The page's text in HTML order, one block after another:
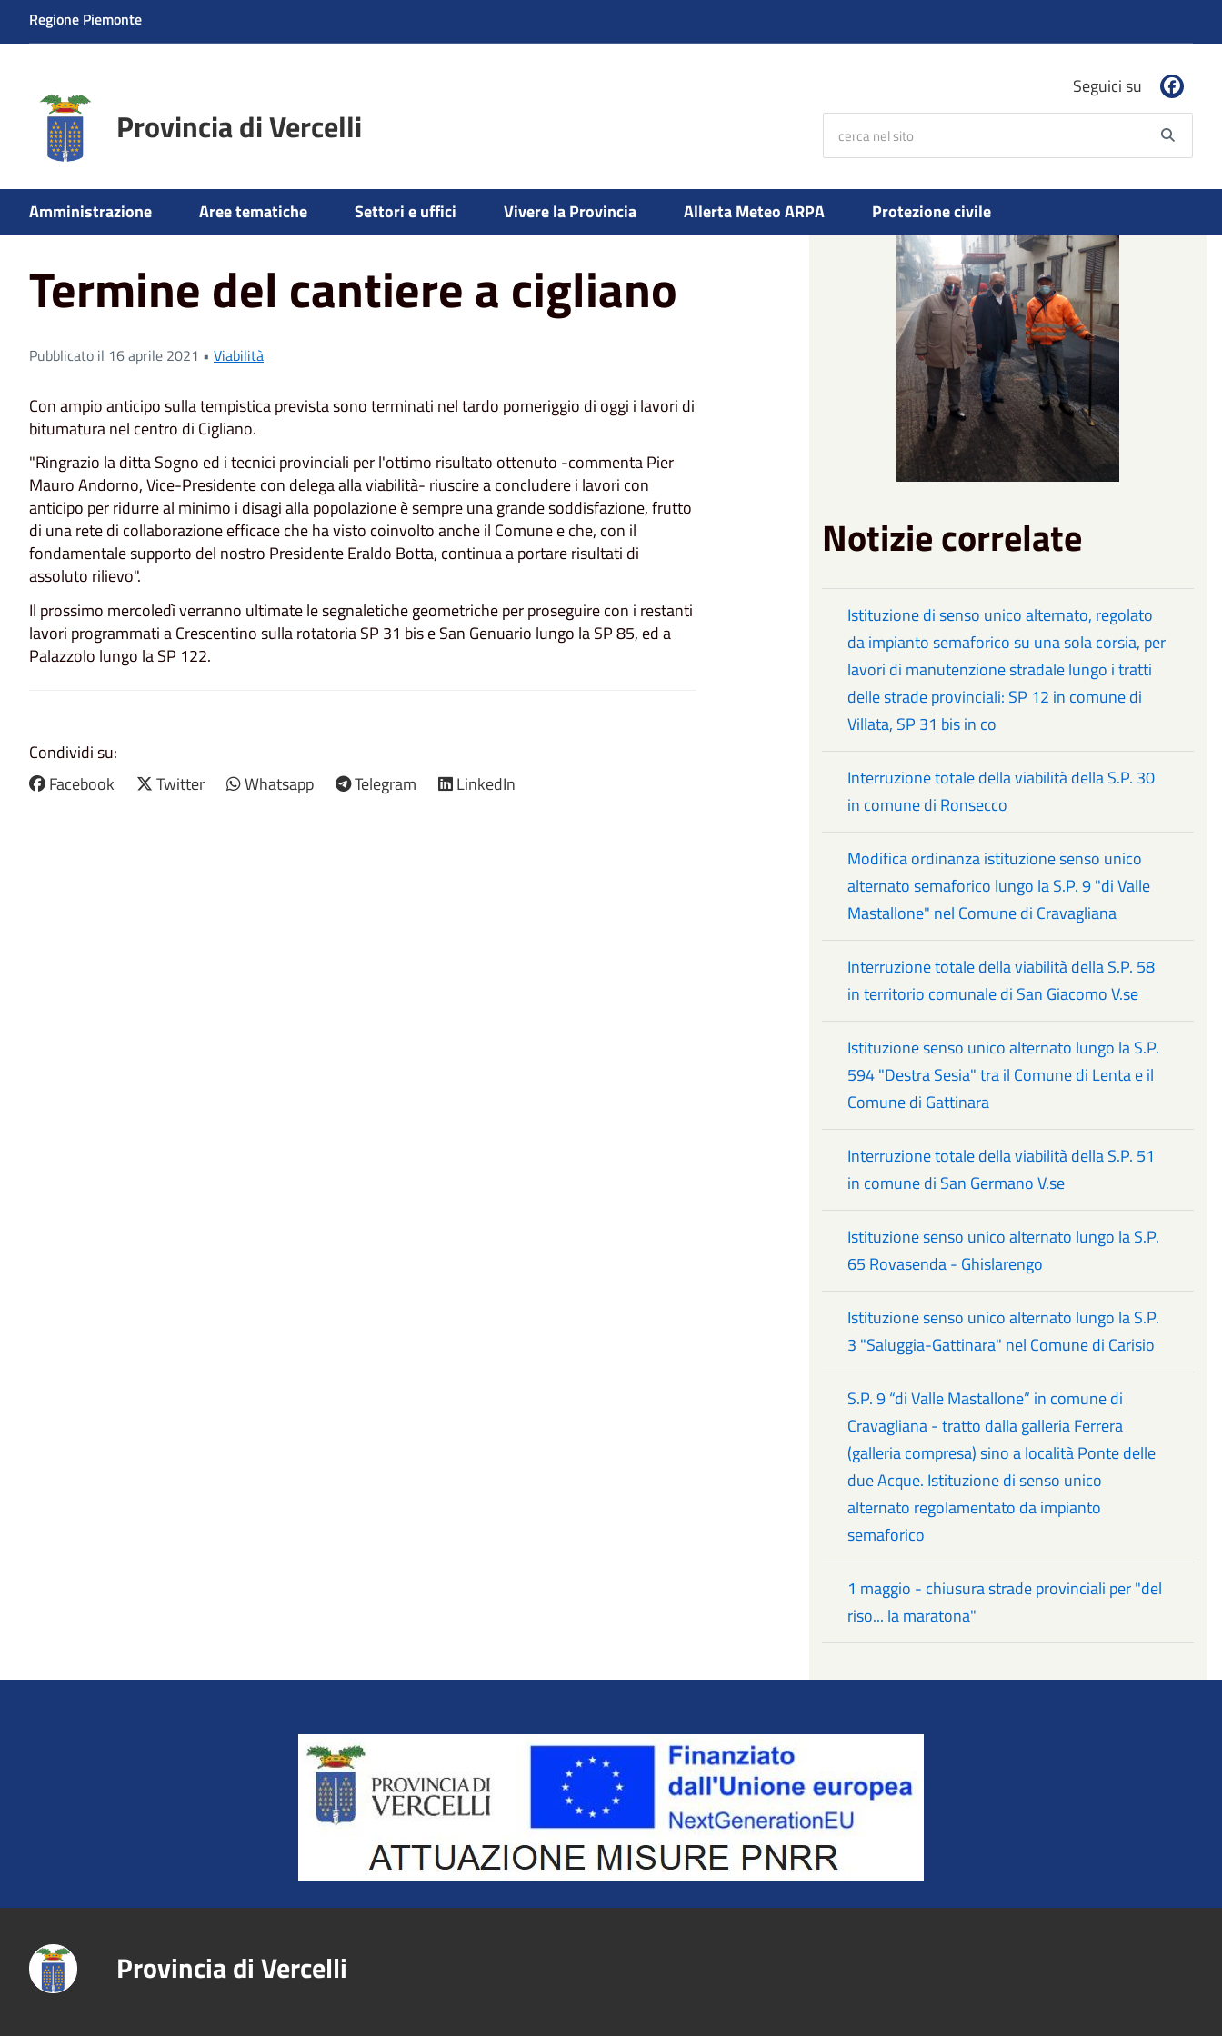
Regione Piemonte
Provincia di Vercelli
Seguici su
Amministrazione Aree tematiche Settori e uffici Vivere la Provincia Allerta Meteo ARPA Protezione civile
Home News Termine del cantiere a cigliano
Termine del cantiere a cigliano
Pubblicato il 16 aprile 2021 • Viabilità
Con ampio anticipo sulla tempistica prevista sono terminati nel tardo pomeriggio di oggi i lavori di
bitumatura nel centro di Cigliano.
"Ringrazio la ditta Sogno ed i tecnici provinciali per l'ottimo risultato ottenuto -commenta Pier
Mauro Andorno, Vice-Presidente con delega alla viabilità- riuscire a concludere i lavori con
anticipo per ridurre al minimo i disagi alla popolazione è sempre una grande soddisfazione, frutto
di una rete di collaborazione efficace che ha visto coinvolto anche il Comune e che, con il
fondamentale supporto del nostro Presidente Eraldo Botta, continua a portare risultati di
assoluto rilievo".
Il prossimo mercoledì verranno ultimate le segnaletiche geometriche per proseguire con i restanti
lavori programmati a Crescentino sulla rotatoria SP 31 bis e San Genuario lungo la SP 85, ed a
Palazzolo lungo la SP 122.
Condividi su:
Facebook
Twitter Whatsapp Telegram LinkedIn
Notizie correlate
Istituzione di senso unico alternato, regolato
da impianto semaforico su una sola corsia, per
lavori di manutenzione stradale lungo i tratti
delle strade provinciali: SP 12 in comune di
Villata, SP 31 bis in co
Interruzione totale della viabilità della S.P. 30
in comune di Ronsecco
Modifica ordinanza istituzione senso unico
alternato semaforico lungo la S.P. 9 "di Valle
Mastallone" nel Comune di Cravagliana
Interruzione totale della viabilità della S.P. 58
in territorio comunale di San Giacomo V.se
Istituzione senso unico alternato lungo la S.P.
594 "Destra Sesia" tra il Comune di Lenta e il
Comune di Gattinara
Interruzione totale della viabilità della S.P. 51
in comune di San Germano V.se
Istituzione senso unico alternato lungo la S.P.
65 Rovasenda - Ghislarengo
Istituzione senso unico alternato lungo la S.P.
3 "Saluggia-Gattinara" nel Comune di Carisio
S.P. 9 “di Valle Mastallone” in comune di
Cravagliana - tratto dalla galleria Ferrera
(galleria compresa) sino a località Ponte delle
due Acque. Istituzione di senso unico
alternato regolamentato da impianto
semaforico
1 maggio - chiusura strade provinciali per "del
riso... la maratona"
Title
Provincia di Vercelli